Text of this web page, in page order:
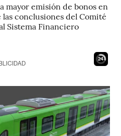
mayor emisión de bonos en
las conclusiones del Comité
Sistema Financiero
23